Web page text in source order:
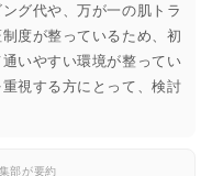
グ代や、万が一の肌トラ
度が整っているため、初
いやすい環境が整ってい
視する方にとって、検討
部が要約